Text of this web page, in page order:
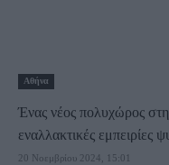
Αθήνα
Ένας νέος πολυχώρος
εναλλακτικές εμπειρίες
20 Νοεμβρίου 2024, 15:01